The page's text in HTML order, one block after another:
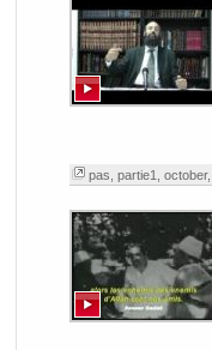
pas partie1 october,